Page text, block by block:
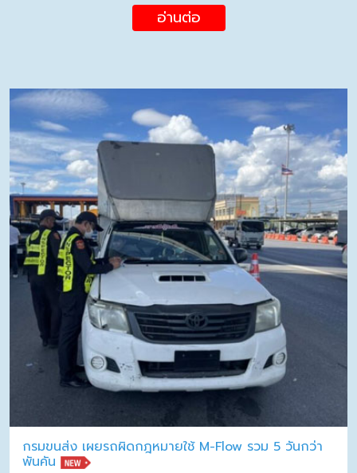
อ่านต่อ
กรมขนส่ง เผยรถผิดกฎหมายใช้ M-Flow รวม 5 วันกว่า
พันคัน